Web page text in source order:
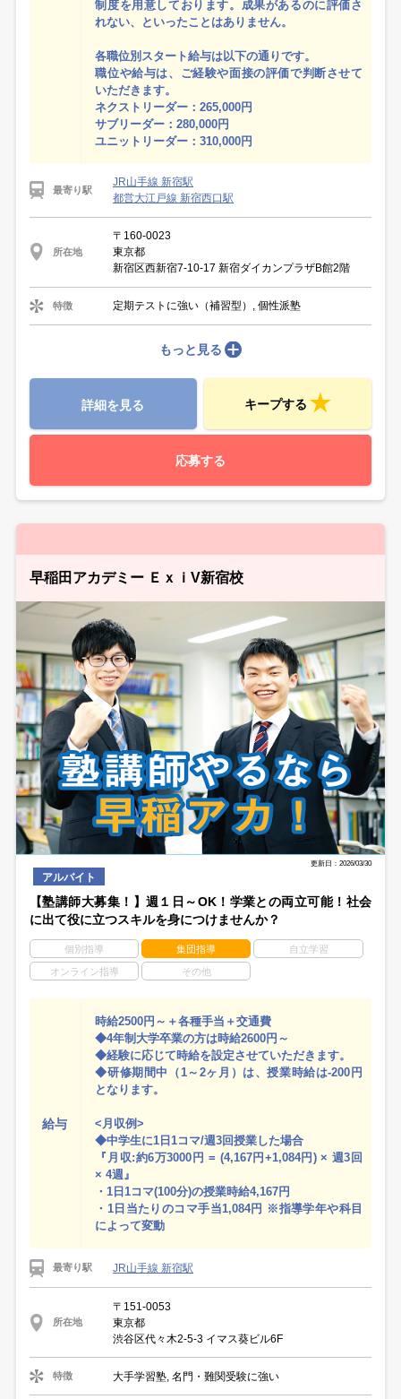
制度を用意しております。成果があるのに評価さ
れない、といったことはありません。
各職位別スタート給与は以下の通りです。
職位や給与は、ご経験や面接の評価で判断させて
いただきます。
ネクストリーダー：265,000円
サブリーダー：280,000円
ユニットリーダー：310,000円
最寄り駅
JR山手線 新宿駅
都営大江戸線 新宿西口駅
所在地
〒160-0023
東京都
新宿区西新宿7-10-17 新宿ダイカンプラザB館2階
特徴 定期テストに強い（補習型）, 個性派塾
もっと見る
詳細を見る キープする
応募する
早稲田アカデミー ＥｘｉV新宿校
更新日：2026/03/30
アルバイト
【塾講師大募集！】週１日～OK！学業との両立可能！社会
に出て役に立つスキルを身につけませんか？
個別指導 集団指導 自立学習
オンライン指導 その他
給与
時給2500円～＋各種手当＋交通費
◆4年制大学卒業の方は時給2600円～
◆経験に応じて時給を設定させていただきます。
◆研修期間中（1～2ヶ月）は、授業時給は-200円
となります。
<月収例>
◆中学生に1日1コマ/週3回授業した場合
『月収:約6万3000円 = (4,167円+1,084円) × 週3回
× 4週』
・1日1コマ(100分)の授業時給4,167円
・1日当たりのコマ手当1,084円 ※指導学年や科目
によって変動
最寄り駅 JR山手線 新宿駅
所在地
〒151-0053
東京都
渋谷区代々木2-5-3 イマス葵ビル6F
特徴 大手学習塾, 名門・難関受験に強い